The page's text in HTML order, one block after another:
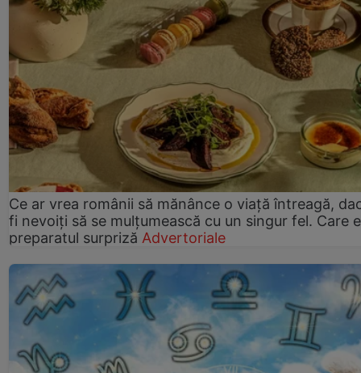
Ce ar vrea românii să mănânce o viață întreagă,
fi nevoiți să se mulțumească cu un singur fel. Care e
preparatul surpriză Advertoriale